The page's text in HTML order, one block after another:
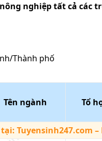
nghiệptất cả các
Thành phố
Tên ngành Tổ
Tuyensinh247.com –